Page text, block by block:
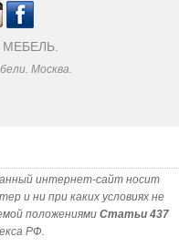
МЕБЕЛЬ.
Москва.
интернет-сайт носит
и ни при каких условиях не
положениями Статьи 437
РФ.